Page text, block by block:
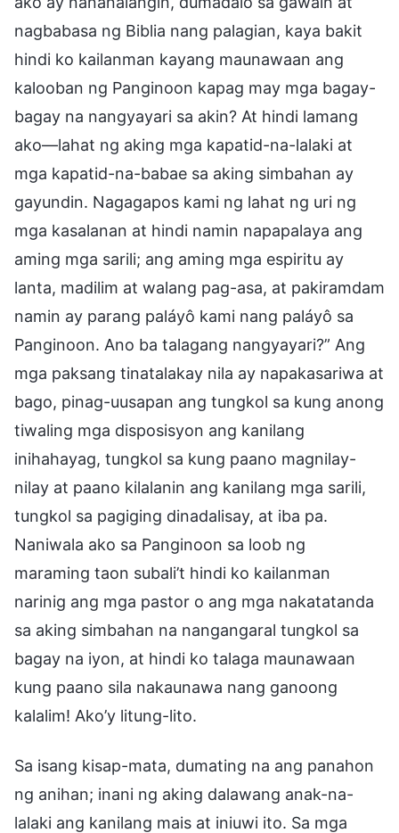
nagbabasa ng Biblia nang palagian, kaya bakit
hindi ko kailanman kayang maunawaan ang
kalooban ng Panginoon kapag may mga bagay-
bagay na nangyayari sa akin? At hindi lamang
ako—lahat ng aking mga kapatid-na-lalaki at
mga kapatid-na-babae sa aking simbahan ay
gayundin. Nagagapos kami ng lahat ng uri ng
mga kasalanan at hindi namin napapalaya ang
aming mga sarili; ang aming mga espiritu ay
lanta, madilim at walang pag-asa, at pakiramdam
namin ay parang paláyô kami nang paláyô sa
Panginoon. Ano ba talagang nangyayari?” Ang
mga paksang tinatalakay nila ay napakasariwa at
bago, pinag-uusapan ang tungkol sa kung anong
tiwaling mga disposisyon ang kanilang
inihahayag, tungkol sa kung paano magnilay-
nilay at paano kilalanin ang kanilang mga sarili,
tungkol sa pagiging dinadalisay, at iba pa.
Naniwala ako sa Panginoon sa loob ng
maraming taon subali’t hindi ko kailanman
narinig ang mga pastor o ang mga nakatatanda
sa aking simbahan na nangangaral tungkol sa
bagay na iyon, at hindi ko talaga maunawaan
kung paano sila nakaunawa nang ganoong
kalalim! Ako’y litung-lito.
Sa isang kisap-mata, dumating na ang panahon
ng anihan; inani ng aking dalawang anak-na-
lalaki ang kanilang mais at iniuwi ito. Sa mga